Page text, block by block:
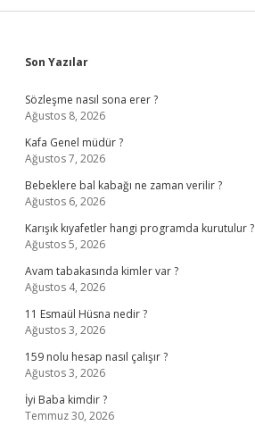
Sidebar
Son Yazılar
Sözleşme nasıl sona erer ?
Ağustos 8, 2026
Kafa Genel müdür ?
Ağustos 7, 2026
Bebeklere bal kabağı ne zaman verilir ?
Ağustos 6, 2026
Karışık kıyafetler hangi programda kurutulur ?
Ağustos 5, 2026
Avam tabakasında kimler var ?
Ağustos 4, 2026
11 Esmaül Hüsna nedir ?
Ağustos 3, 2026
159 nolu hesap nasıl çalışır ?
Ağustos 3, 2026
İyi Baba kimdir ?
Temmuz 30, 2026